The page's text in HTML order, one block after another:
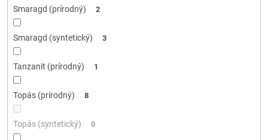
Smaragd (prírodný) 2
Smaragd (syntetický) 3
Tanzanit (prírodný) 1
Topás (prírodný) 8
Topás (syntetický) 0